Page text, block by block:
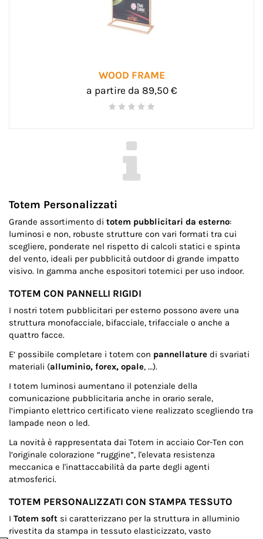
WOOD FRAME
a partire da 89,50 €
Totem Personalizzati
Grande assortimento di totem pubblicitari da esterno:
luminosi e non, robuste strutture con vari formati tra cui
scegliere, ponderate nel rispetto di calcoli statici e spinta
del vento, ideali per pubblicità outdoor di grande impatto
visivo. In gamma anche espositori totemici per uso indoor.
TOTEM CON PANNELLI RIGIDI
I nostri totem pubblicitari per esterno possono avere una
struttura monofacciale, bifacciale, trifacciale o anche a
quattro facce.
E’ possibile completare i totem con pannellature di svariati
materiali (alluminio, forex, opale, …).
I totem luminosi aumentano il potenziale della
comunicazione pubblicitaria anche in orario serale,
l’impianto elettrico certificato viene realizzato scegliendo tra
lampade neon o led.
La novità è rappresentata dai Totem in acciaio Cor-Ten con
l’originale colorazione “ruggine”, l'elevata resistenza
meccanica e l'inattaccabilità da parte degli agenti
atmosferici.
TOTEM PERSONALIZZATI CON STAMPA TESSUTO
I Totem soft si caratterizzano per la struttura in alluminio
rivestita da stampa in tessuto elasticizzato, vasto